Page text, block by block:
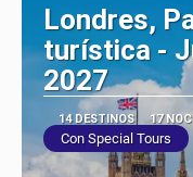
Londres,
turística -
2027
14 DESTINOS 17
Con Special Tours